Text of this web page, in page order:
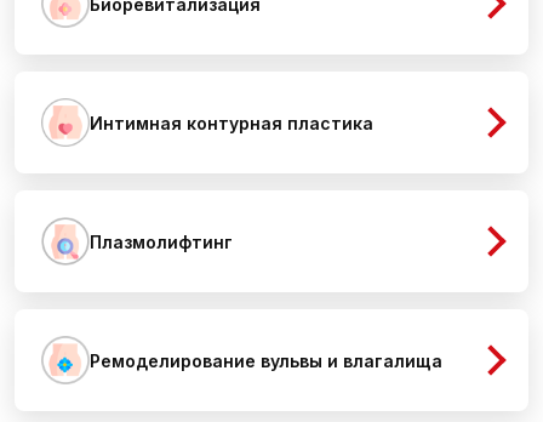
Лаборатория (Анализы)
Центр Женского здоровья
Центр Мужского здоровья
Поликлинические врачи
Рентген
Отделение реабилитации и восстановления
Интимная контурная пластика
Плазмолифтинг
Ремоделирование вульвы и влагалища